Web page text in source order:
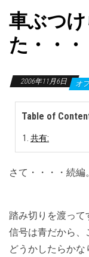
車ぶつ
た・・・
2006年11月6日 オ
Table of
共有:
さて・・・・続編。
踏み切りを渡って
信号は青だから、
どうかしたらか